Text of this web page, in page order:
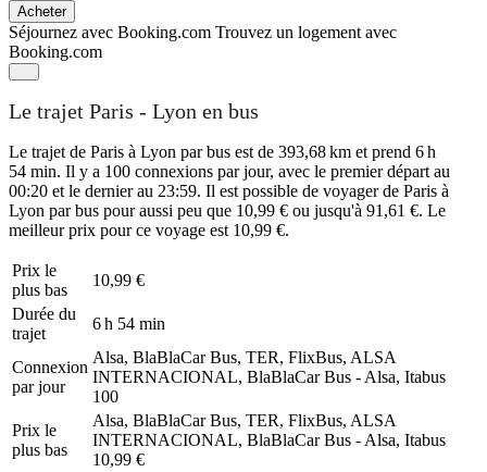
Acheter
Séjournez avec Booking.com Trouvez un logement avec
Booking.com
Le trajet Paris - Lyon en bus
Le trajet de Paris à Lyon par bus est de 393,68 km et prend 6 h
54 min. Il y a 100 connexions par jour, avec le premier départ au
00:20 et le dernier au 23:59. Il est possible de voyager de Paris à
Lyon par bus pour aussi peu que 10,99 € ou jusqu'à 91,61 €. Le
meilleur prix pour ce voyage est 10,99 €.
Prix ​​le
plus bas
10,99 €
Durée du
trajet
6 h 54 min
Connexion
par jour
Alsa, BlaBlaCar Bus, TER, FlixBus, ALSA
INTERNACIONAL, BlaBlaCar Bus - Alsa, Itabus
100
Prix ​​le
plus bas
Alsa, BlaBlaCar Bus, TER, FlixBus, ALSA
INTERNACIONAL, BlaBlaCar Bus - Alsa, Itabus
10,99 €